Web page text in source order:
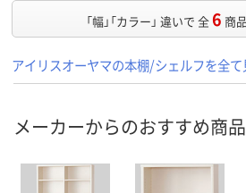
「幅」「カラー」 違いで 全6 商
アイリスオーヤマの本棚/シェルフを全て
メーカーからのおすすめ商品